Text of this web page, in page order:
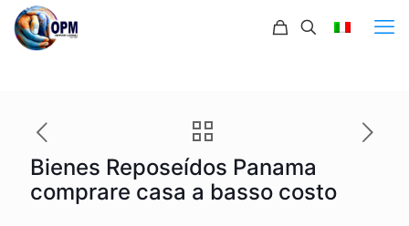
Bienes Reposeídos Panama
comprare casa a basso costo